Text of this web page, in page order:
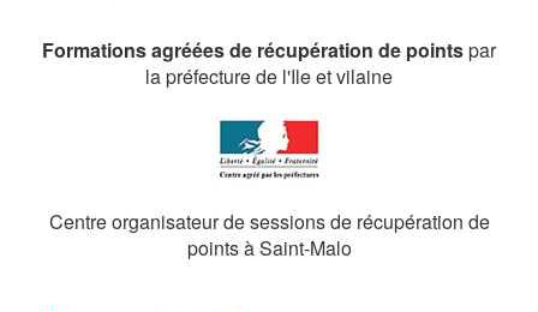
Formations agréées de récupération de pointspar
la préfecture de l'Ile et vilaine
Centre organisateur de sessions de récupération de
points à Saint-Malo